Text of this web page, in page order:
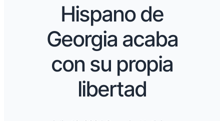
Hispano de
Georgia acaba
con su propia
libertad